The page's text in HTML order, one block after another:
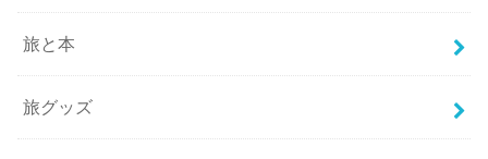
旅と本
旅グッズ